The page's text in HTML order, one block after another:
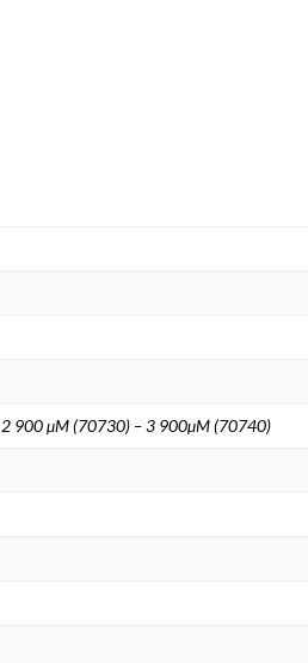
900 µM (70730) – 3 900µM (70740)